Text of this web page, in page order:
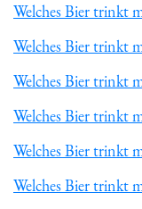
Welches Bier trinkt
Welches Bier trinkt
Welches Bier trinkt
Welches Bier trinkt
Welches Bier trinkt
Welches Bier trinkt